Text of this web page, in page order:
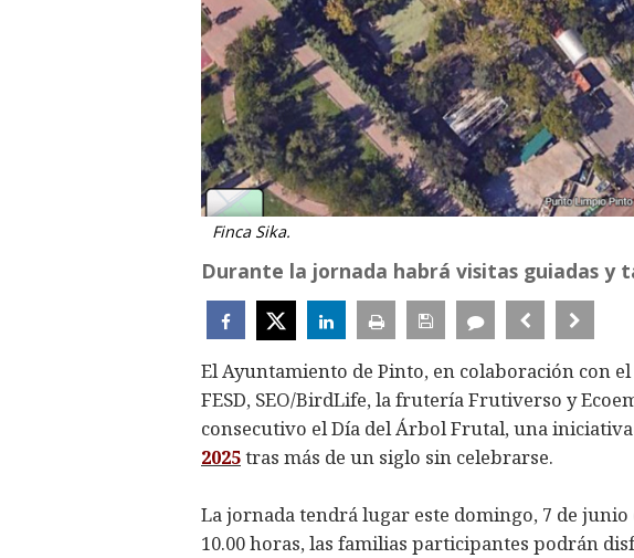
Finca Sika.
Durante la jornada habrá visitas guiadas y
El Ayuntamiento de Pinto, en colaboración con
FESD, SEO/BirdLife, la frutería Frutiverso y
consecutivo el Día del Árbol Frutal, una
2025tras más de un siglo sin celebrarse.
La jornada tendrá lugar este domingo, 7 de junio
10.00 horas, las familias participantes podrán